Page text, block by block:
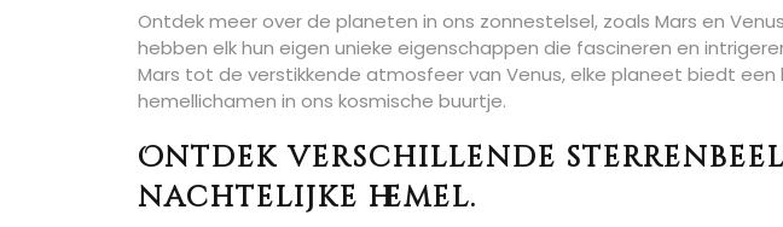
Ontdek meer over de planeten in ons zonnestelsel, zoals Mars en
hebben elk hun eigen unieke eigenschappen die fascineren en
Mars tot de verstikkende atmosfeer van Venus, elke planeet biedt
hemellichamen in ons kosmische buurtje.
Ontdek verschillende
nachtelijke hemel.